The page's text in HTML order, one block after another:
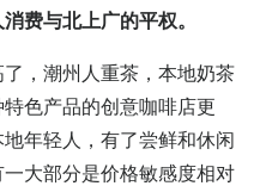
费与北上广的平权。
，潮州人重茶，本地奶茶
色产品的创意咖啡店更
年轻人，有了尝鲜和休闲
大部分是价格敏感度相对